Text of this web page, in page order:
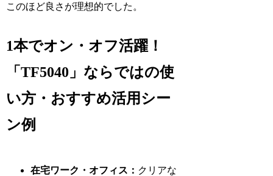
このほど良さが理想的でした。
1本でオン・オフ活躍！
「TF5040」ならではの使
い方・おすすめ活用シー
ン例
在宅ワーク・オフィス： クリアな